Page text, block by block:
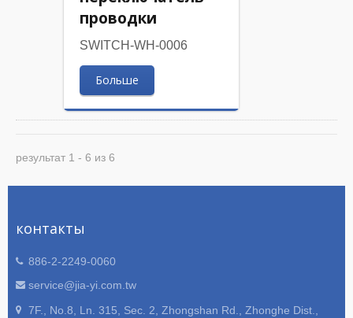
проводки
SWITCH-WH-0006
Больше
результат 1 - 6 из 6
контакты
886-2-2249-0060
service@jia-yi.com.tw
7F., No.8, Ln. 315, Sec. 2, Zhongshan Rd., Zhonghe Dist.,